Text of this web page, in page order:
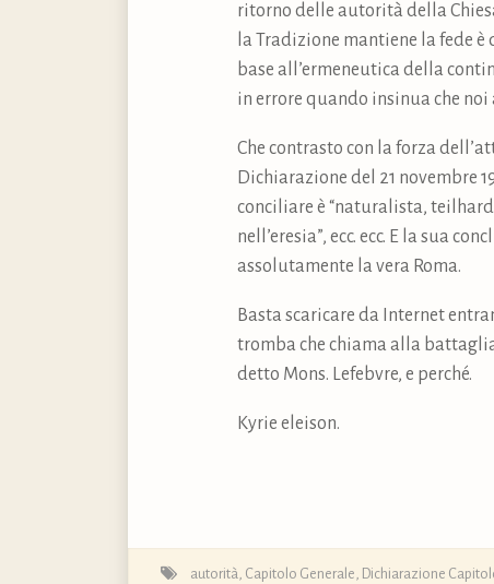
ritorno delle autorità della
la Tradizione mantiene la fede
base all’ermeneutica della
in errore quando insinua che
Che contrasto con la forza
Dichiarazione del 21 novembre
conciliare è “naturalista,
nell’eresia”, ecc. ecc. E la sua
assolutamente la vera Roma.
Basta scaricare da Internet
tromba che chiama alla battaglia
detto Mons. Lefebvre, e perché.
Kyrie eleison.
autorità, Capitolo Generale, Dichiarazione